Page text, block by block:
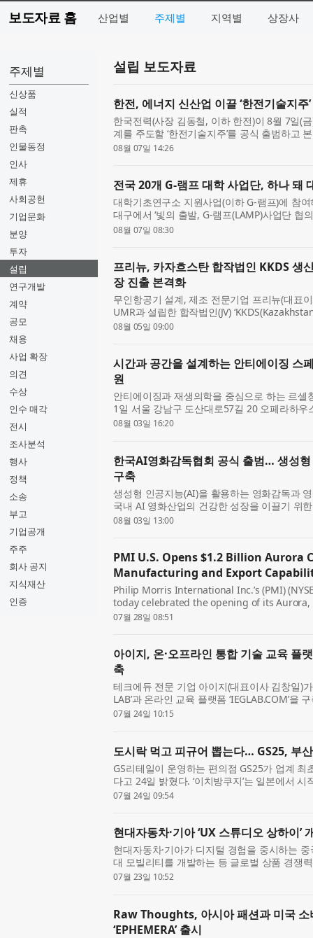
보도자료 홈 산업별 주제별 지역별 상장사
주제별
신상품
실적
판촉
인물동정
인사
제휴
사회공헌
기업문화
분양
투자
설립
연구개발
계약
공모
채용
사업 확장
의견
수상
인수 매각
전시
조사분석
행사
정책
소송
부고
기업공개
주주
회사 공지
지식재산
인증
설립 보도자료
한전, 에너지 신산업 이끌 ‘한전기술지주
한국전력(사장 김동철, 이하 한전)이 8월 7일(
계를 주도할 ‘한전기술지주’를 공식 출범하고
에는 기후에너지환경부 김성환 장관, 더불어
08월 07일 14:26
전국 20개 G-램프 대학 사업단, 하나 돼
대학기초연구소 지원사업(이하 G-램프)에 참
대구에서 ‘빛의 출발, G-램프(LAMP)사업단 협
20개 사업단의 사업단장을 비롯해 교육부와
08월 07일 08:30
프리뉴, 카자흐스탄 합작법인 KKDS 생
장 진출 본격화
무인항공기 설계, 제조 전문기업 프리뉴(대표
UMR과 설립한 합작법인(JV)
을 정식 개소하고, 중앙아시아 드론 시장 공략
08월 05일 09:00
시간과 공간을 설계하는 안티에이징 스
원
안티에이징과 재생의학을 중심으로 하는 르셀
1일 서울 강남구 도산대로57길 20 오페라하
담의원은 개원 당일 정·재계와 문화예술계 인
08월 03일 16:20
한국AI영화감독협회 공식 출범… 생성
구축
생성형 인공지능(AI)을 활용하는 영화감독과
국내 AI 영화산업의 건강한 성장을 이끌기 위
Association of AI Film Directors, KAIFD, )가
08월 03일 13:00
PMI U.S. Opens $1.2 Billion Aurora
Manufacturing and Export
Philip Morris International Inc.’s (PMI)
today celebrated the opening of its
a landmark investment representing total
07월 28일 08:51
아이지, 온·오프라인 통합 기술 교육 플
축
테크에듀 전문 기업 아이지(대표이사 김창일)
LAB’과 온라인 교육 플랫폼 ‘IEGLAB.COM’을
교육 플랫폼 운영을 본격화했다. 아이지는 지
07월 24일 10:15
도시락 먹고 피규어 뽑는다… GS25, 부
GS리테일이 운영하는 편의점 GS25가 업계 최
다고 24일 밝혔다. ‘이치방쿠지’는 일본에서 시
오스크에서 직접 결제한 뒤, 원하는 쿠폰을 선
07월 24일 09:54
현대자동차·기아 ‘UX 스튜디오 상하이’
현대자동차·기아가 디지털 경험을 중시하는
대 모빌리티를 개발하는 등 글로벌 상품 경쟁
상하이시 징안구에 사용자 경험(User
07월 23일 10:52
Raw Thoughts, 아시아 패션과 미국 소
‘EPHEMERA’ 출시